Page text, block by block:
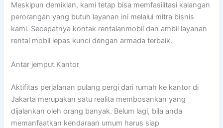
Meskipun demikian, kami tetap bisa memfasilitasi kalangan
perorangan yang butuh layanan ini melalui mitra bisnis
kami. Secepatnya kontak rentalanmobil dan ambil layanan
rental mobil lepas kunci dengan armada terbaik.
Antar jemput Kantor
Aktifitas perjalanan pulang pergi dari rumah ke kantor di
Jakarta merupakan satu realita membosankan yang
dijalankan oleh orang banyak. Belum lagi, bila anda
memanfaatkan kendaraan umum harus siap